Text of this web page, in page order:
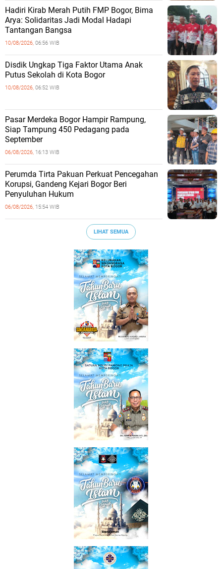
Hadiri Kirab Merah Putih FMP Bogor, Bima
Arya: Solidaritas Jadi Modal Hadapi
Tantangan Bangsa
10/08/2026, 06:56 WIB
Disdik Ungkap Tiga Faktor Utama Anak
Putus Sekolah di Kota Bogor
10/08/2026, 06:52 WIB
Pasar Merdeka Bogor Hampir Rampung,
Siap Tampung 450 Pedagang pada
September
06/08/2026, 16:13 WIB
Perumda Tirta Pakuan Perkuat Pencegahan
Korupsi, Gandeng Kejari Bogor Beri
Penyuluhan Hukum
06/08/2026, 15:54 WIB
LIHAT SEMUA